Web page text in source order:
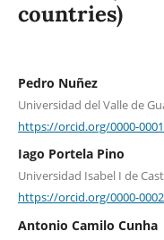
countries)
Pedro Nuñez
Universidad del Valle de
https://orcid.org/0000-
Iago Portela Pino
Universidad Isabel I de
https://orcid.org/0000-
Antonio Camilo Cunha